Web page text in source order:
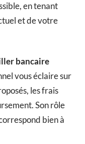
en tenant
et de votre
bancaire
vous éclaire sur
les frais
Son rôle
bien à